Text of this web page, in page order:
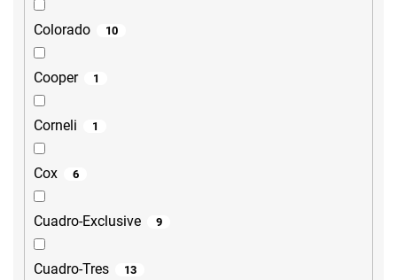
Colorado 10
Cooper 1
Corneli 1
Cox 6
Cuadro-Exclusive 9
Cuadro-Tres 13